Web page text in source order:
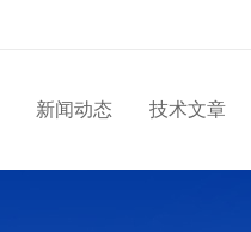
新闻动态 技术文章